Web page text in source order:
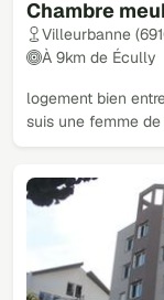
Chambre
Villeurbanne
À 9km de Écully
logement bien
suis une femme